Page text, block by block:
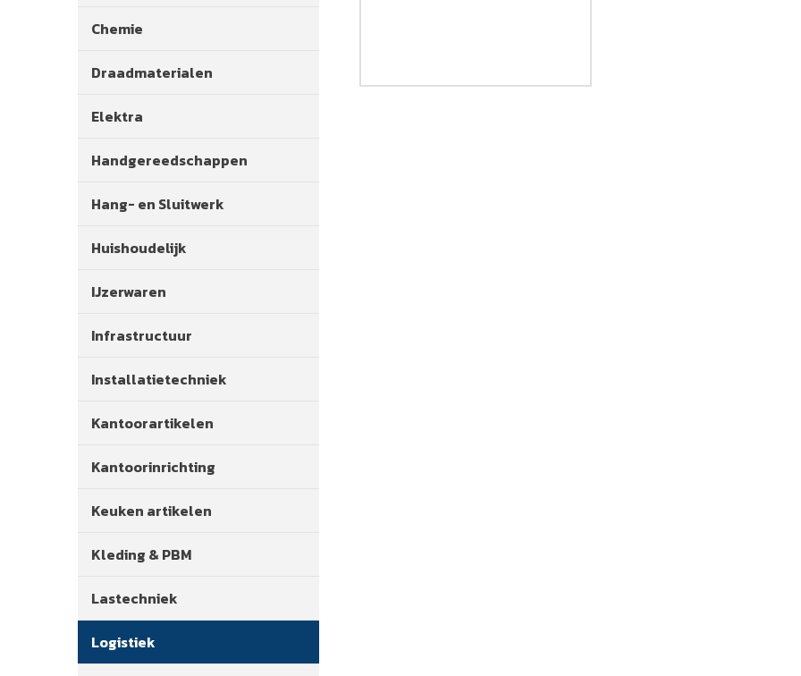
Chemie
Draadmaterialen
Elektra
Handgereedschappen
Hang- en Sluitwerk
Huishoudelijk
IJzerwaren
Infrastructuur
Installatietechniek
Kantoorartikelen
Kantoorinrichting
Keuken artikelen
Kleding & PBM
Lastechniek
Logistiek